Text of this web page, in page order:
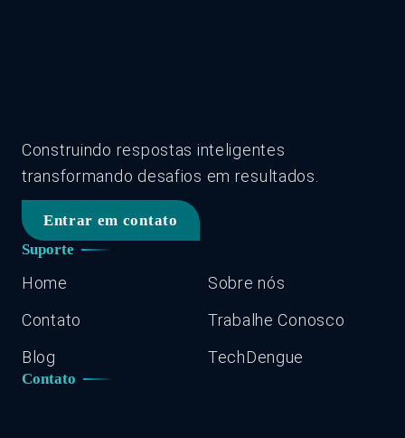
Construindo respostas inteligentes
transformando desafios em resultados.
Entrar em contato
Suporte
Home
Sobre nós
Contato
Trabalhe Conosco
Blog
TechDengue
Contato